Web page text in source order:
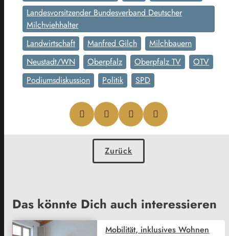
Landesvorsitzender Bundesverband Deutscher
Milchviehhalter
Landwirtschaft
Manfred Gilch
Milchbauern
Neustadt/WN
Oberpfalz Oberpfalz TV
OTV
Podiumsdiskussion
Politik SPD
Zurück
Das könnte Dich auch interessieren
Mobilität, inklusives Wohnen